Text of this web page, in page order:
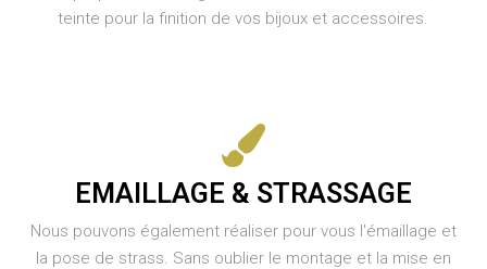
teinte pour la finition de vos bijoux et accessoires.
EMAILLAGE & STRASSAGE
Nous pouvons également réaliser pour vous l'émaillage et
la pose de strass. Sans oublier le montage et la mise en